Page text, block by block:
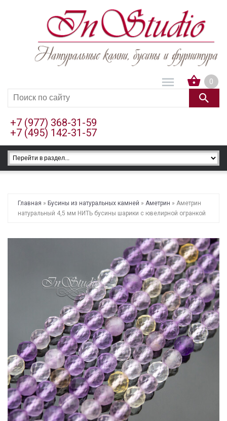
0
+7 (977) 368-31-59
+7 (495) 142-31-57
Главная » Бусины из натуральных камней » Аметрин » Аметрин
натуральный 4,5 мм НИТЬ бусины шарики с ювелирной огранкой